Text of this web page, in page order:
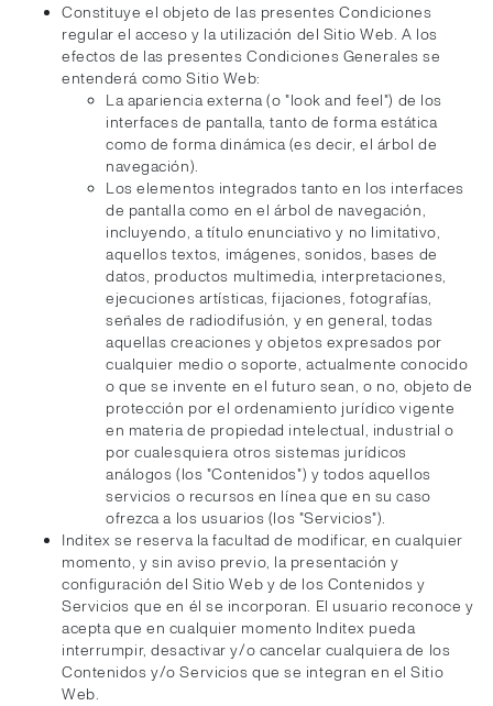
Constituye el objeto de las presentes Condiciones
regular el acceso y la utilización del Sitio Web. A los
efectos de las presentes Condiciones Generales se
entenderá como Sitio Web:
La apariencia externa (o "look and feel") de los
interfaces de pantalla, tanto de forma estática
como de forma dinámica (es decir, el árbol de
navegación).
Los elementos integrados tanto en los interfaces
de pantalla como en el árbol de navegación,
incluyendo, a título enunciativo y no limitativo,
aquellos textos, imágenes, sonidos, bases de
datos, productos multimedia, interpretaciones,
ejecuciones artísticas, fijaciones, fotografías,
señales de radiodifusión, y en general, todas
aquellas creaciones y objetos expresados por
cualquier medio o soporte, actualmente conocido
o que se invente en el futuro sean, o no, objeto de
protección por el ordenamiento jurídico vigente
en materia de propiedad intelectual, industrial o
por cualesquiera otros sistemas jurídicos
análogos (los "Contenidos") y todos aquellos
servicios o recursos en línea que en su caso
ofrezca a los usuarios (los "Servicios").
Inditex se reserva la facultad de modificar, en cualquier
momento, y sin aviso previo, la presentación y
configuración del Sitio Web y de los Contenidos y
Servicios que en él se incorporan. El usuario reconoce y
acepta que en cualquier momento Inditex pueda
interrumpir, desactivar y/o cancelar cualquiera de los
Contenidos y/o Servicios que se integran en el Sitio
Web.